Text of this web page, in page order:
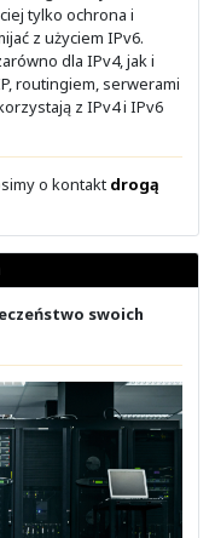
.
zarządzać ich